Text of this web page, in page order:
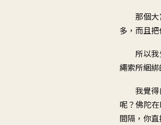
那個
多， 而且
所以
繩索所綑
我覺
呢？佛陀
間隔 ， 你